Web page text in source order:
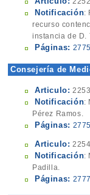
Notificación:
recurso
instancia de D.
Páginas: 2775
Consejería de
Articulo: 2253
Notificación:
Pérez Ramos.
Páginas: 2775
Articulo: 2254
Notificación:
Padilla.
Páginas: 2777